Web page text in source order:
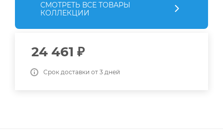
СМОТРЕТЬ ВСЕ ТОВАРЫ
КОЛЛЕКЦИИ
24 461 ₽
Срок доставки от 3 дней